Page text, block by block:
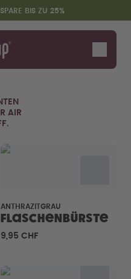
BIS ZU 25%
AIR
ANTHRAZITGRAU
Flaschenbürste
9,95 CHF